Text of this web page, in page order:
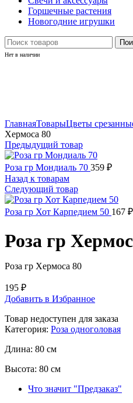
Горшечные растения
Новогодние игрушки
Нет в наличии
ГлавнаяТоварыЦветы
Хермоса 80
Предыдущий товар
Роза гр Мондиаль 70 359 ₽
Назад к товарам
Следующий товар
Роза гр Хот Карпедием 50 167 ₽
Роза гр
Роза гр Хермоса 80
195 ₽
Добавить в Избранное
Товар недоступен для заказа
Категория: Роза одноголовая
Длина: 80 см
Высота: 80 см
Что значит "Предзаказ"